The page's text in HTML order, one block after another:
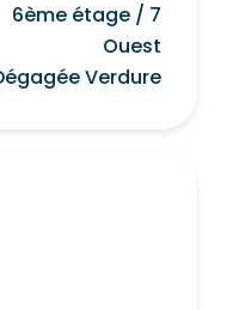
6ème étage / 7
Ouest
Verdure